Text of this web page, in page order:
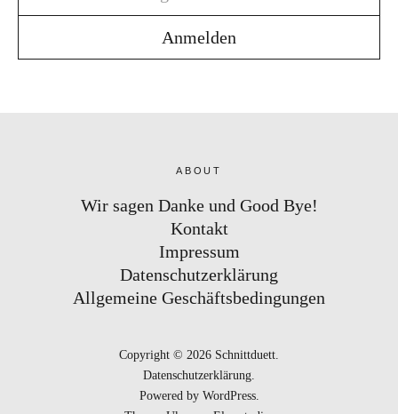
ABOUT
Wir sagen Danke und Good Bye!
Kontakt
Impressum
Datenschutzerklärung
Allgemeine Geschäftsbedingungen
Copyright © 2026 Schnittduett
Datenschutzerklärung
Powered by WordPress